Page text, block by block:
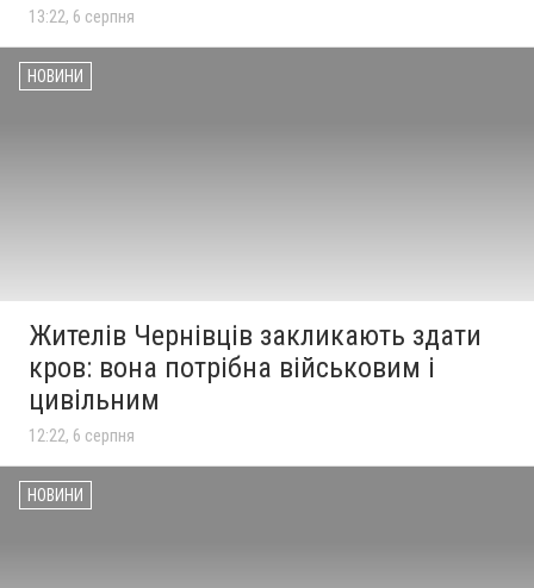
13:22, 6 серпня
НОВИНИ
Жителів Чернівців закликають здати
кров: вона потрібна військовим і
цивільним
12:22, 6 серпня
НОВИНИ